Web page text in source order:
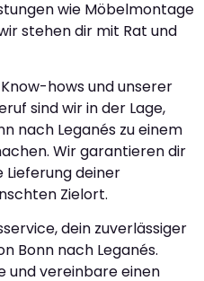
wie Möbelmontage
stehen dir mit Rat und
hows und unserer
sind wir in der Lage,
nach Leganés zu einem
Wir garantieren dir
Lieferung deiner
Zielort.
dein zuverlässiger
Bonn nach Leganés.
und vereinbare einen